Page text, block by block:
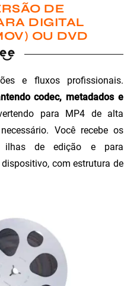
DE
DIGITAL
OU DVD
e fluxos profissionais.
codec, metadados e
para MP4 de alta
Você recebe os
ilhas de edição e para
com estrutura de